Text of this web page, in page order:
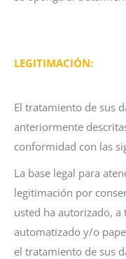
LEGITIMACIÓN:
El tratamiento de sus
anteriormente
conformidad con las
La base legal para
legitimación por
usted ha autorizado,
automatizado y/o
el tratamiento de sus